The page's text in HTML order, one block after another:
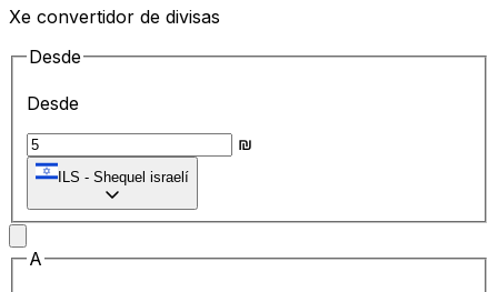
Xe convertidor de divisas
Desde
Desde
₪
ILS - Shequel israelí
A